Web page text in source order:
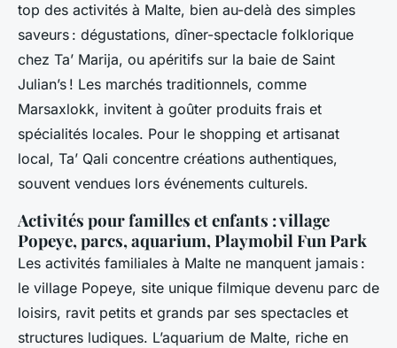
top des activités à Malte, bien au-delà des simples
saveurs : dégustations, dîner-spectacle folklorique
chez Ta’ Marija, ou apéritifs sur la baie de Saint
Julian’s ! Les marchés traditionnels, comme
Marsaxlokk, invitent à goûter produits frais et
spécialités locales. Pour le shopping et artisanat
local, Ta’ Qali concentre créations authentiques,
souvent vendues lors événements culturels.
Activités pour familles et enfants : village
Popeye, parcs, aquarium, Playmobil Fun Park
Les activités familiales à Malte ne manquent jamais :
le village Popeye, site unique filmique devenu parc de
loisirs, ravit petits et grands par ses spectacles et
structures ludiques. L’aquarium de Malte, riche en